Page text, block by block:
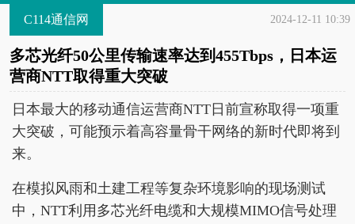
C114通信网 2024-12-11 10:39
多芯光纤50公里传输速率达到455Tbps，日本运
营商NTT取得重大突破
日本最大的移动通信运营商NTT日前宣称取得一项重
大突破，可能预示着高容量骨干网络的新时代即将到
来。
在模拟风雨和土建工程等复杂环境影响的现场测试
中，NTT利用多芯光纤电缆和大规模MIMO信号处理